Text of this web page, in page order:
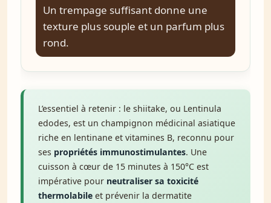
Un trempage suffisant donne une
texture plus souple et un parfum plus
rond.
L’essentiel à retenir : le shiitake, ou Lentinula
edodes, est un champignon médicinal asiatique
riche en lentinane et vitamines B, reconnu pour
ses propriétés immunostimulantes. Une
cuisson à cœur de 15 minutes à 150°C est
impérative pour neutraliser sa toxicité
thermolabile et prévenir la dermatite